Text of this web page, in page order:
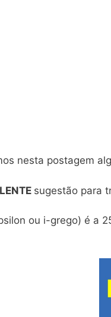
nesta postagem
sugestão para
ou i-grego) é a